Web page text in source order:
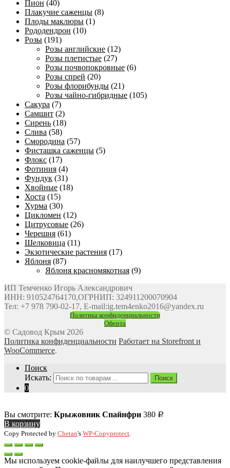
Пион (40)
Плакучие саженцы (8)
Плоды маклюры (1)
Рододендрон (10)
Розы (191)
Розы английские (12)
Розы плетистые (27)
Розы почвопокровные (6)
Розы спрей (20)
Розы флорибунды (21)
Розы чайно-гибридные (105)
Сакура (7)
Самшит (2)
Сирень (18)
Слива (58)
Смородина (57)
Фисташка саженцы (5)
Флокс (17)
Фотиния (4)
Фундук (31)
Хвойные (18)
Хоста (15)
Хурма (30)
Цикломен (12)
Цитрусовые (26)
Черешня (61)
Шелковица (11)
Экзотические растения (17)
Яблоня (87)
Яблоня красномякотная (9)
ИП Темченко Игорь Александрович
ИНН: 910524764170,ОГРНИП: 324911200070904
Тел: +7 978 790-02-17, E-mail:ig.tem4enko2016@yandex.ru
Политика конфиденциальности
Оферта
© Садовод Крым 2026
Политика конфиденциальности Работает на Storefront и
WooCommerce.
Поиск
Искать:
Поиск
0
Вы смотрите: Крыжовник Спайнфри 380 Р
В корзину
Copy Protected by Chetan's WP-Copyprotect
Мы используем cookie-файлы для наилучшего представления